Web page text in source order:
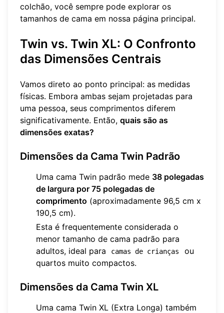
colchão, você sempre pode explorar os
tamanhos de cama em nossa página principal.
Twin vs. Twin XL: O Confronto
das Dimensões Centrais
Vamos direto ao ponto principal: as medidas
físicas. Embora ambas sejam projetadas para
uma pessoa, seus comprimentos diferem
significativamente. Então, quais são as
dimensões exatas?
Dimensões da Cama Twin Padrão
Uma cama Twin padrão mede 38 polegadas
de largura por 75 polegadas de
comprimento (aproximadamente 96,5 cm x
190,5 cm).
Esta é frequentemente considerada o
menor tamanho de cama padrão para
adultos, ideal para
camas de crianças
ou
quartos muito compactos.
Dimensões da Cama Twin XL
Uma cama Twin XL (Extra Longa) também